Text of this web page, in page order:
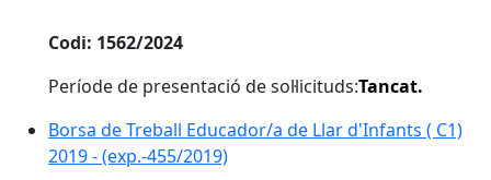
Codi: 1562/2024
Període de presentació de sol·licituds:Tancat.
Borsa de Treball Educador/a de Llar d'Infants ( C1)
2019 - (exp.-455/2019)